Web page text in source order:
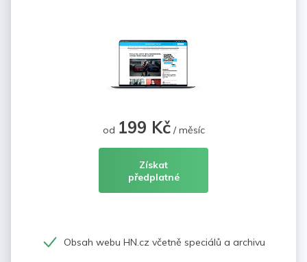
od 199 Kč/ měsíc
Získat
předplatné
Obsah webu HN.cz včetně speciálů a archivu